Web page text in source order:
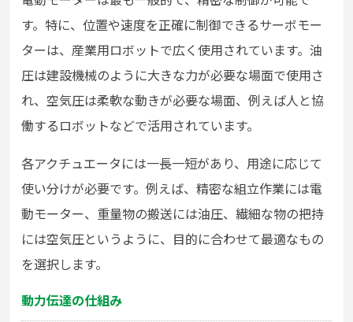
す。特に、位置や速度を正確に制御できるサーボモー
ターは、産業用ロボットで広く使用されています。油
圧は建設機械のように大きな力が必要な場面で使用さ
れ、空気圧は柔軟な動きが必要な場面、例えば人と協
働するロボットなどで活用されています。
各アクチュエータには一長一短があり、用途に応じて
使い分けが必要です。例えば、精密な組立作業には電
動モーター、重量物の搬送には油圧、繊細な物の把持
には空気圧というように、目的に合わせて最適なもの
を選択します。
動力伝達の仕組み